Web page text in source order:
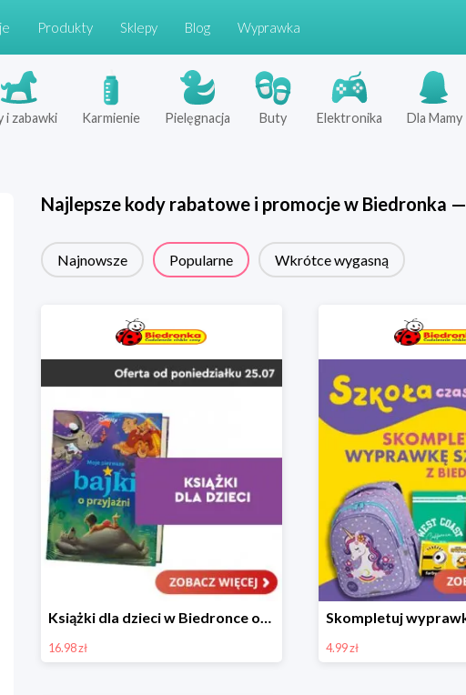
Produkty Sklepy Blog Wyprawka
i zabawki Karmienie Pielęgnacja Buty Elektronika Dla Mamy
Najlepsze kody rabatowe i promocje w Biedronka —
Najnowsze Popularne Wkrótce wygasną
Książki dla dzieci w Biedronce od 16,99 zł
16.98 zł 4.99 zł